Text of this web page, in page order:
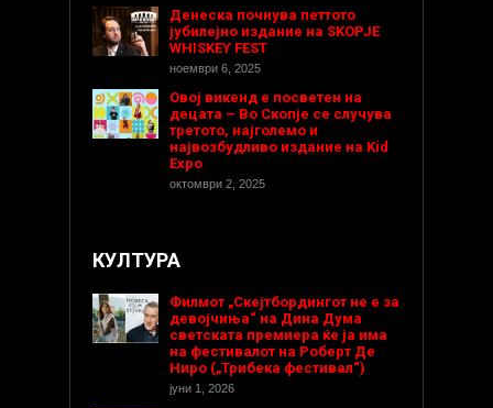
Денеска почнува петтото
јубилејно издание на SKOPJE
WHISKEY FEST
ноември 6, 2025
Овој викенд е посветен на
децата – Во Скопје се случува
третото, најголемо и
највозбудливо издание на Kid
Expo
октомври 2, 2025
КУЛТУРА
Филмот „Скејтбордингот не е за
девојчиња“ на Дина Дума
светската премиера ќе ја има
на фестивалот на Роберт Де
Ниро („Трибека фестивал“)
јуни 1, 2026